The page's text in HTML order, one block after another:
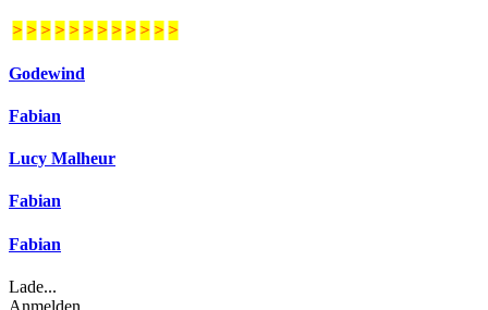
> > > > > > > > > > > >
Godewind
Fabian
Lucy Malheur
Fabian
Fabian
Lade...
Anmelden